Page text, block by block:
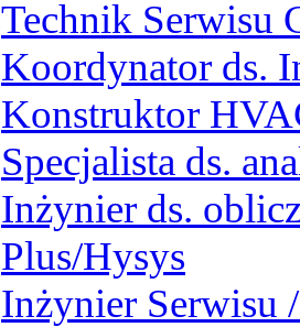
Technik Serwisu
Koordynator ds.
Konstruktor
Specjalista ds.
Inżynier ds.
Plus/Hysys
Inżynier Serwisu